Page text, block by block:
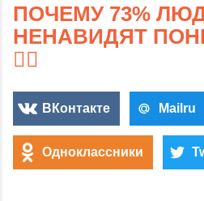
ПОЧЕМУ 73%
НЕНАВИДЯТ
😵‍💫
ВКонтакте Mailru
Одноклассники